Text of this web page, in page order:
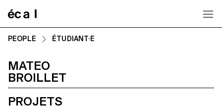
PEOPLE ÉTUDIANT·E
MATEO
BROILLET
PROJETS